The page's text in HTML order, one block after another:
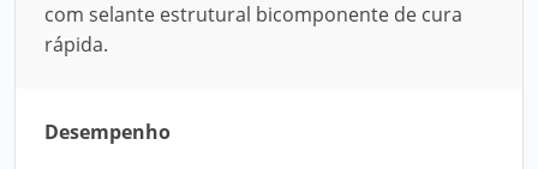
com selante estrutural bicomponente de cura
rápida.
Desempenho